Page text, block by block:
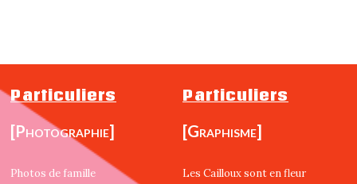
Particuliers
[Photographie]
Photos de famille
Particuliers
[Graphisme]
Les Cailloux sont en fleur